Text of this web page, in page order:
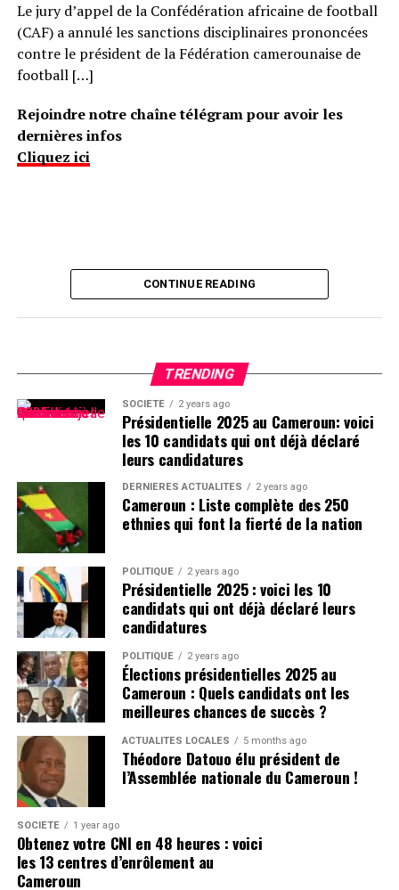
Le jury d’appel de la Confédération africaine de football
(CAF) a annulé les sanctions disciplinaires prononcées
contre le président de la Fédération camerounaise de
football […]
Rejoindre notre chaîne télégram pour avoir les
dernières infos
Cliquez ici
CONTINUE READING
TRENDING
SOCIÉTÉ 2 years ago
Présidentielle 2025 au Cameroun: voici
les 10 candidats qui ont déjà déclaré
leurs candidatures
DERNIÈRES ACTUALITÉS 2 years ago
Cameroun : Liste complète des 250
ethnies qui font la fierté de la nation
POLITIQUE 2 years ago
Présidentielle 2025 : voici les 10
candidats qui ont déjà déclaré leurs
candidatures
POLITIQUE 2 years ago
Élections présidentielles 2025 au
Cameroun : Quels candidats ont les
meilleures chances de succès ?
ACTUALITÉS LOCALES 5 months ago
Théodore Datouo élu président de
l’Assemblée nationale du Cameroun !
SOCIÉTÉ 1 year ago
Obtenez votre CNI en 48 heures : voici
les 13 centres d’enrôlement au
Cameroun